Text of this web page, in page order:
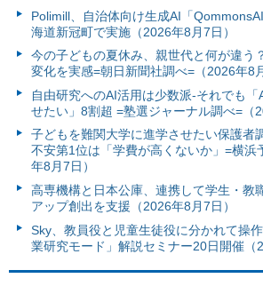
Polimill、自治体向け生成AI「
海道新冠町で実施（2026年8月7日）
今の子どもの夏休み、親世代と何が違う
変化を実感=朝日新聞社調べ=（2026年8
自由研究へのAI活用は少数派-それでも
せたい」8割超 =塾選ジャーナル調べ=（
子どもを難関大学に進学させたい保護者
不安第1位は「学費が高くないか」=横浜
年8月7日）
高専機構と日本公庫、連携して学生・教
アップ創出を支援（2026年8月7日）
Sky、教員役と児童生徒役に分かれて操
業研究モード」解説セミナー20日開催（